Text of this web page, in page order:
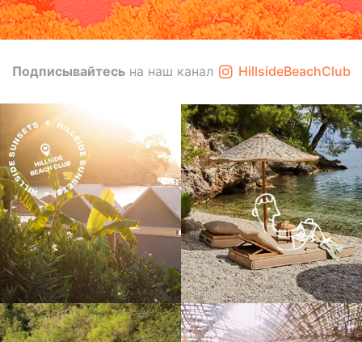
Подписывайтесьна наш канал HillsideBeachClub